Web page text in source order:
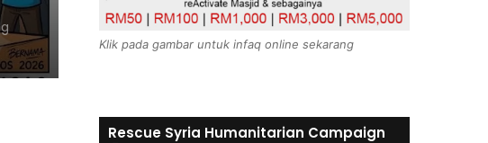
Klik pada gambar untuk infaq online sekarang
Rescue Syria Humanitarian Campaign